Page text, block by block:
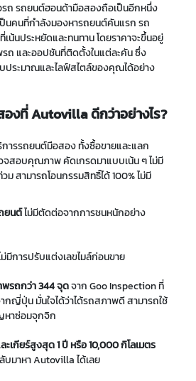
ถ รถยนต์ฮอนด้ามือสองถือเป็นอีกหนึ่ง
ป็นคนที่กำลังมองหารถยนต์คันแรก รถ
น้นประหยัดและทนทาน โดยราคาจะขึ้นอยู่
ถ และออปชันที่ติดตั้งในแต่ละคัน ซึ่ง
ประมาณและไลฟ์สไตล์ของคุณได้อย่าง
งที่ Autovilla ดีกว่าอย่างไร?
ารรถยนต์มือสอง ทั้งซื้อขายและแลก
จสอบคุณภาพ คัดเกรดมาแบบเน้น ๆ ไม่มี
สามารถโอนกรรมสิทธิ์ได้ 100% ไม่มี
ยนต์ไม่มีตัดต่อจากการชนหนักอย่าง
ม่มีการปรับแต่งเลขไมล์ก่อนขาย
รถกว่า 344 จุดจาก Goo Inspection ที่
กญี่ปุ่น มั่นใจได้ว่าได้รถสภาพดี สามารถใช้
หาซ่อมจุกจิก
ะเกียร์สูงสุด 1 ปี หรือ 10,000 กิโลเมตร
มาหา Autovilla ได้เลย